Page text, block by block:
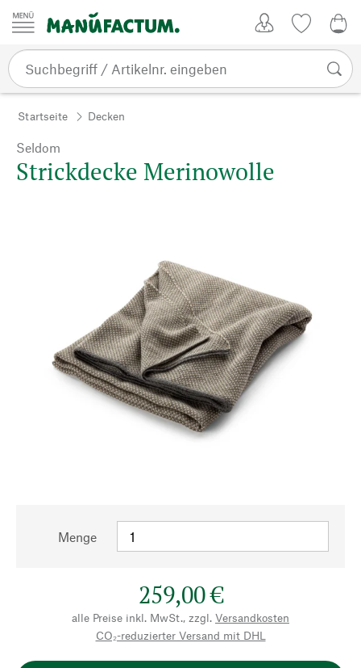
Zum Inhalt springen
Startseite Decken
Seldom
Strickdecke Merinowolle
Menge
259,00 €
alle Preise inkl. MwSt., zzgl. Versandkosten
CO₂-reduzierter Versand mit DHL